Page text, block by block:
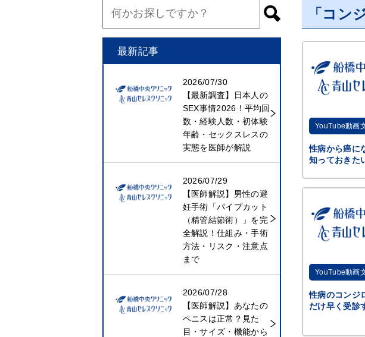
「コン
YouTube動画
性病から癌に
知っておきた
YouTube動画
性病のコンジ
だけ早く受診
最新記事
2026/07/30
【最新調査】日本人の
SEX事情2026！平均回
数・経験人数・初体験
年齢・セックスレスの
実態を医師が解説
2026/07/29
【医師解説】男性の避
妊手術「パイプカット
（精管結節術）」を完
全解説！仕組み・手術
方法・リスク・注意点
まで
2026/07/28
【医師解説】あなたの
ペニスは正常？見た
目・サイズ・機能から